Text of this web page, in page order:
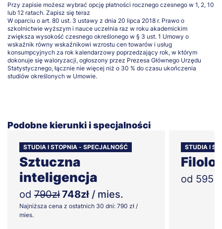
Przy zapisie możesz wybrać opcję płatności rocznego czesnego w 1, 2, 10
lub 12 ratach. Zapisz się teraz
W oparciu o art. 80 ust. 3 ustawy z dnia 20 lipca 2018 r. Prawo o
szkolnictwie wyższym i nauce uczelnia raz w roku akademickim
zwiększa wysokość czesnego określonego w § 3 ust. 1 Umowy o
wskaźnik równy wskaźnikowi wzrostu cen towarów i usług
konsumpcyjnych za rok kalendarzowy poprzedzający rok, w którym
dokonuje się waloryzacji, ogłoszony przez Prezesa Głównego Urzędu
Statystycznego, łącznie nie więcej niż o 30 % do czasu ukończenia
studiów określonych w Umowie.
Podobne kierunki i specjalności
STUDIA I STOPNIA - SPECJALNOŚĆ
Sztuczna
inteligencja
od 790zł748zł / mies.
Najniższa cena z ostatnich 30 dni: 790 zł /
mies.
STUDIA I
od 595